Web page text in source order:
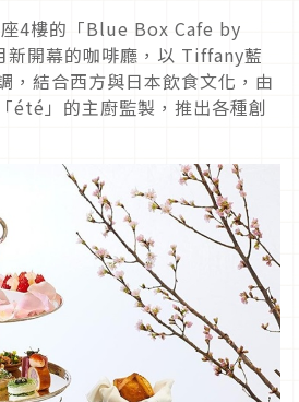
4樓的「Blue Box Cafe by
開幕的咖啡廳，以 Tiffany藍
，結合西方與日本飲食文化，由
été」的主廚監製，推出各種創